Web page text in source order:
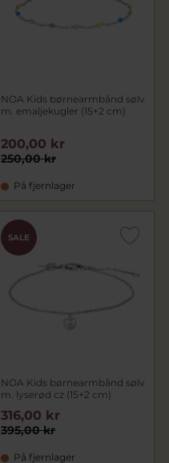
NOA Kids børnearmbånd sølv
m. emaljekugler (15+2 cm)
250,00 kr
200,00 kr
På fjernlager
SALE
NOA Kids børnearmbånd sølv
m. lyserød cz (15+2 cm)
395,00 kr
316,00 kr
På fjernlager